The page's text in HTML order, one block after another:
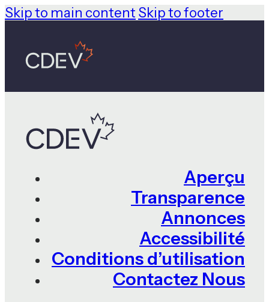
Skip to main content Skip to footer
Aperçu
Transparence
Annonces
Accessibilité
Conditions d’utilisation
Contactez Nous